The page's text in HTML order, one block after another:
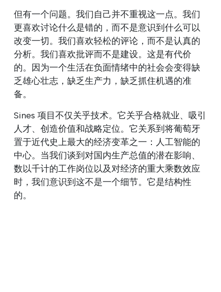
但有一个问题。我们自己并不重视这一点。我们
更喜欢讨论什么是错的，而不是意识到什么可以
改变一切。我们喜欢轻松的评论，而不是认真的
分析。我们喜欢批评而不是建设。这是有代价
的。因为一个生活在负面情绪中的社会会变得缺
乏雄心壮志，缺乏生产力，缺乏抓住机遇的准
备。
Sines 项目不仅关乎技术。它关乎合格就业、吸引
人才、创造价值和战略定位。它关系到将葡萄牙
置于近代史上最大的经济变革之一：人工智能的
中心。当我们谈到对国内生产总值的潜在影响、
数以千计的工作岗位以及对经济的重大乘数效应
时，我们意识到这不是一个细节。它是结构性
的。